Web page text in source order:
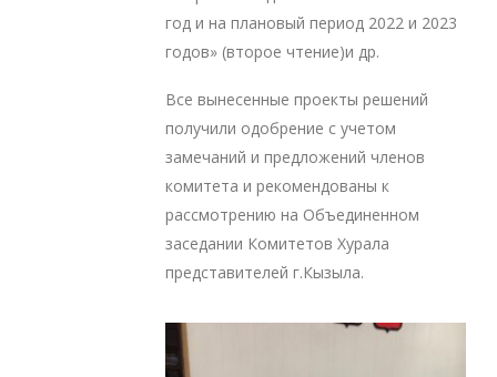
год и на плановый период 2022 и 2023
годов» (второе чтение)и др.
Все вынесенные проекты решений
получили одобрение с учетом
замечаний и предложений членов
комитета и рекомендованы к
рассмотрению на Объединенном
заседании Комитетов Хурала
представителей г.Кызыла.